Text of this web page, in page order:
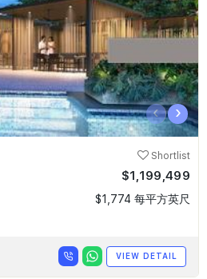
‹ ›
Shortlist
$1,199,499
$1,774 每平方英尺
VIEW DETAIL